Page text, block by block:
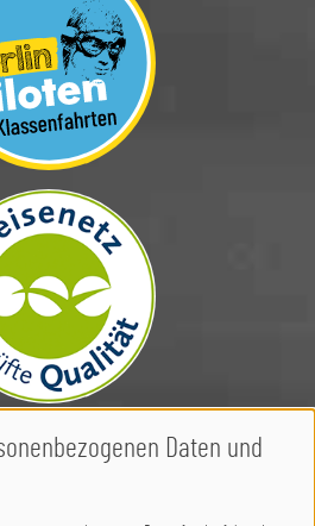
2010-2026BerlinpilotenDaten und